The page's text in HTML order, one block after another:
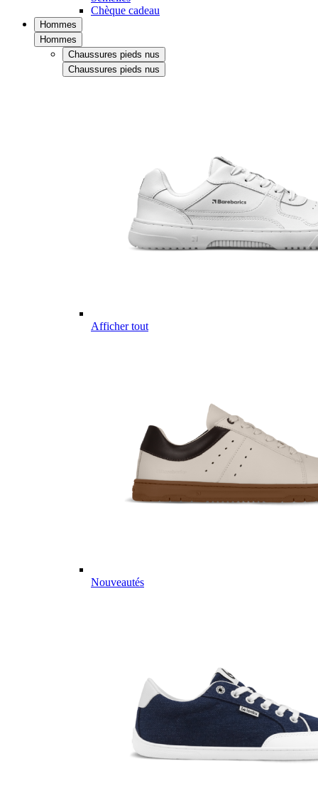
Chèque cadeau
Hommes
Hommes
Chaussures pieds nus
Chaussures pieds nus
Afficher tout
Nouveautés